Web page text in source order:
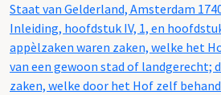
Staat van Gelderland, Amsterdam
Inleiding, hoofdstuk IV, 1, en
appèlzaken waren zaken, welke het
van een gewoon stad of landgerecht;
zaken, welke door het Hof zelf